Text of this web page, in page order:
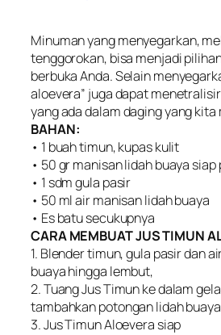
Minuman yang menyegarkan,
tenggorokan, bisa menjadi
berbuka Anda. Selain
aloevera” juga dapat
yang ada dalam daging yang kita
BAHAN:
• 1 buah timun, kupas kulit
• 50 gr manisan lidah buaya siap
• 1 sdm gula pasir
• 50 ml air manisan lidah buaya
• Es batu secukupnya
CARA MEMBUAT JUS TIMUN
1. Blender timun, gula pasir dan
buaya hingga lembut,
2. Tuang Jus Timun ke dalam
tambahkan potongan lidah buaya
3. Jus Timun Aloevera siap